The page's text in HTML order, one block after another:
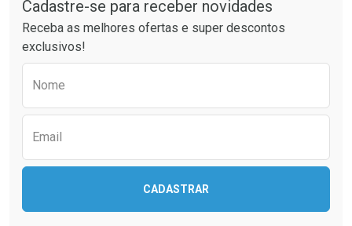
Laboratório
Por Menos Laboratório
Por Menos
Cadastre-se para receber novidades
Receba as melhores ofertas e super descontos
exclusivos!
Nome
Email
CADASTRAR